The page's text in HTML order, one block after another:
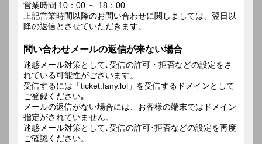
営業時間 10：00 ～ 18：00
上記営業時間以降のお問い合わせに関しましては、翌日以
降の返信とさせていただきます。
問い合わせメールの返信が来ない場合
迷惑メール対策として､受信の許可・拒否などの設定をさ
れている可能性がございます。
受信するには「ticket.fany.lol」を受信するドメインとして
ご登録ください｡
メールの返信がない場合には、お客様の端末ではドメイン
指定がされていません。
迷惑メール対策として､受信の許可･拒否などの設定を再度
ご確認ください。